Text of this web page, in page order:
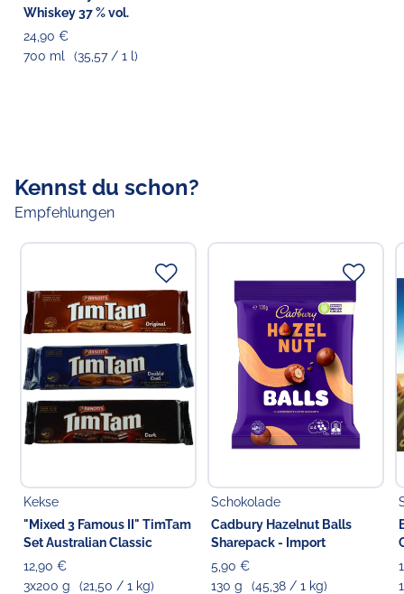
Whiskey 37 % vol.
24,90 €
700 ml
(35,57 / 1 l)
Kennst du schon?
Empfehlungen
Kekse
"Mixed 3 Famous II" TimTam
Set Australian Classic
12,90 €
3x200 g
(21,50 / 1 kg)
Schokolade
Cadbury Hazelnut Balls
Sharepack - Import
5,90 €
130 g
(45,38 / 1 kg)